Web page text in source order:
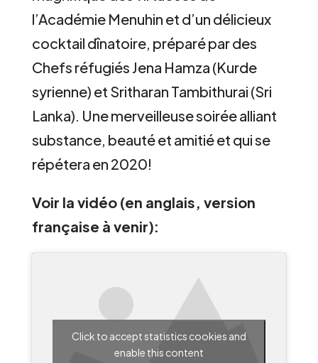
l’Académie Menuhin et d’un délicieux
cocktail dînatoire, préparé par des
Chefs réfugiés Jena Hamza (Kurde
syrienne) et Sritharan Tambithurai (Sri
Lanka). Une merveilleuse soirée alliant
substance, beauté et amitié et qui se
répétera en 2020!
Voir la vidéo (en anglais, version
française à venir):
Click to accept statistics cookies and
enable this content